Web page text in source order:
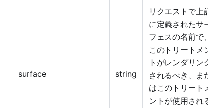
surface string
リクエストで上記
に定義されたサー
フェスの名前で、
このトリートメン
トがレンダリング
されるべき、また
はこのトリートメ
ントが使用される